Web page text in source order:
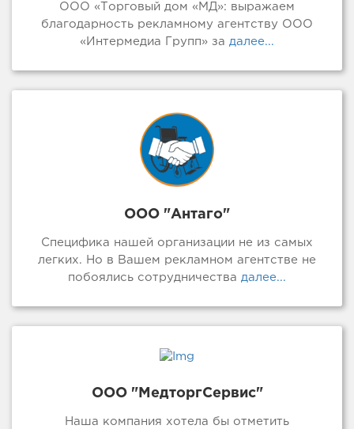
ООО «Торговый дом «МД»: выражаем
благодарность рекламному агентству ООО
«Интермедиа Групп» за далее...
ООО "Антаго"
Специфика нашей организации не из самых
легких. Но в Вашем рекламном агентстве не
побоялись сотрудничества далее...
ООО "МедторгСервис"
Наша компания хотела бы отметить